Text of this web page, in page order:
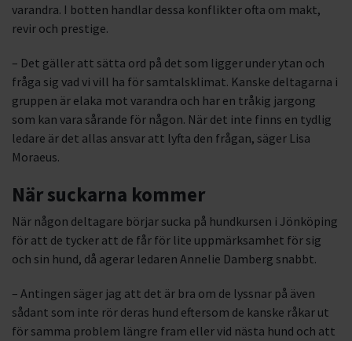
varandra. I botten handlar dessa konflikter ofta om makt,
revir och prestige.
– Det gäller att sätta ord på det som ligger under ytan och
fråga sig vad vi vill ha för samtalsklimat. Kanske deltagarna i
gruppen är elaka mot varandra och har en tråkig jargong
som kan vara sårande för någon. När det inte finns en tydlig
ledare är det allas ansvar att lyfta den frågan, säger Lisa
Moraeus.
När suckarna kommer
När någon deltagare börjar sucka på hundkursen i Jönköping
för att de tycker att de får för lite uppmärksamhet för sig
och sin hund, då agerar ledaren Annelie Damberg snabbt.
– Antingen säger jag att det är bra om de lyssnar på även
sådant som inte rör deras hund eftersom de kanske råkar ut
för samma problem längre fram eller vid nästa hund och att